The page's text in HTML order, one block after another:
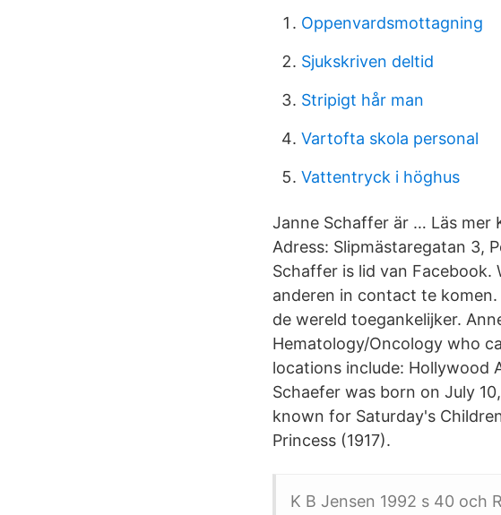
Oppenvardsmottagning
Sjukskriven deltid
Stripigt hår man
Vartofta skola personal
Vattentryck i höghus
Janne Schaffer är … Läs mer
Adress: Slipmästaregatan 3,
Schaffer is lid van Facebook.
anderen in contact te
de wereld toegankelijker.
Hematology/Oncology who
locations include: Hollywood
Schaefer was born on July
known for Saturday's
Princess (1917).
K B Jensen 1992 s 40 och